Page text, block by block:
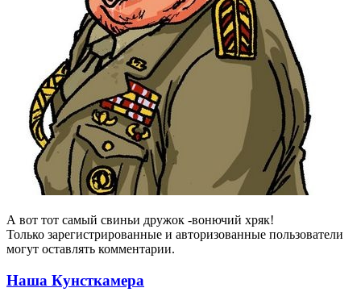
А вот тот самый свиньи дружок -вонючий хряк!
Только зарегистрированные и авторизованные пользователи
могут оставлять комментарии.
Наша Кунсткамера